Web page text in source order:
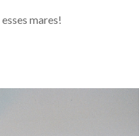
mares!